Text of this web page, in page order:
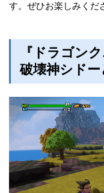
す。ぜひお楽しみくだ
『ドラゴン
破壊神シドー